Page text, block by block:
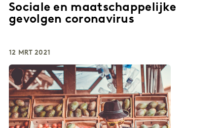
Sociale en maatschappelijke
gevolgen coronavirus
12 MRT 2021